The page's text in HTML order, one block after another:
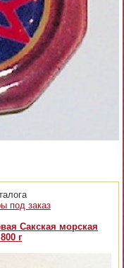
под заказ
Сакская морская
г